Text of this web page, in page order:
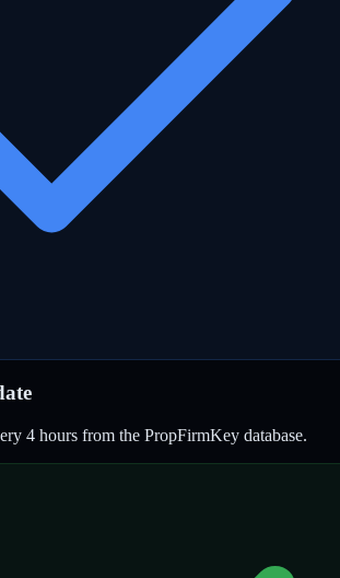
4 hours from the PropFirmKey database.